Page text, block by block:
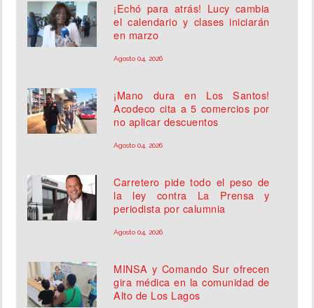
¡Echó para atrás! Lucy cambia
el calendario y clases iniciarán
en marzo
Agosto 04, 2026
¡Mano dura en Los Santos!
Acodeco cita a 5 comercios por
no aplicar descuentos
Agosto 04, 2026
Carretero pide todo el peso de
la ley contra La Prensa y
periodista por calumnia
Agosto 04, 2026
MINSA y Comando Sur ofrecen
gira médica en la comunidad de
Alto de Los Lagos